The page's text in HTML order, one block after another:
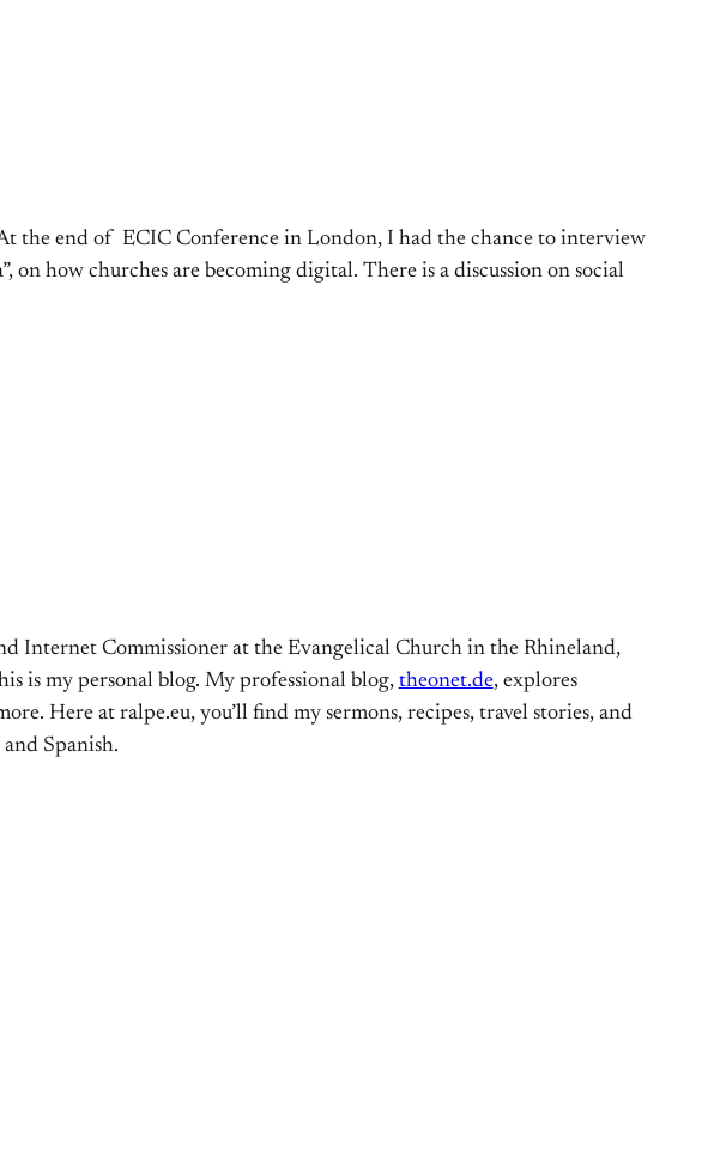
the end of ECIC Conference in London, I had the chance to interview
how churches are becoming digital. There is a discussion on social
Internet Commissioner at the Evangelical Church in the Rhineland,
is my personal blog. My professional blog, theonet.de, explores
Here at ralpe.eu, you’ll find my sermons, recipes, travel stories, and
Spanish.